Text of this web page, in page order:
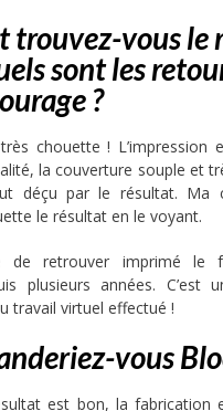
trouvez-vous le
sont les
?
chouette ! L’impression
la couverture souple et
déçu par le résultat. Ma
le résultat en le voyant.
de retrouver imprimé le
plusieurs années. C’est
travail virtuel effectué !
vous
est bon, la fabrication